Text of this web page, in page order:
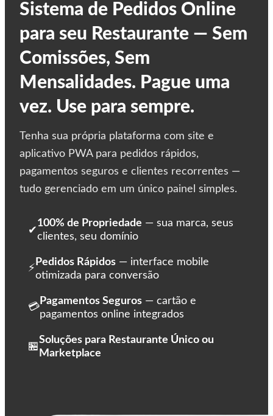
Sistema de Pedidos Online
para seu Restaurante — Sem
Comissões, Sem
Mensalidades. Pague uma
vez. Use para sempre.
Tenha sua própria plataforma com site e
aplicativo PWA para pedidos rápidos,
pagamentos seguros e clientes recorrentes —
tudo gerenciado em um único painel simples.
✔
100% de Propriedade — sua marca, seus
clientes, seu domínio
⚡
Pedidos Rápidos — interface mobile
otimizada para conversão
💳
Pagamentos Seguros — cartão e
pagamentos online integrados
🏪
Soluções para Restaurante Único ou
Marketplace